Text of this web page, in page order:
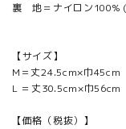
裏 地＝ナイロン100%
【サイズ】
M＝丈24.5cm×巾
L ＝丈30.5cm×巾
【価格（税抜）】